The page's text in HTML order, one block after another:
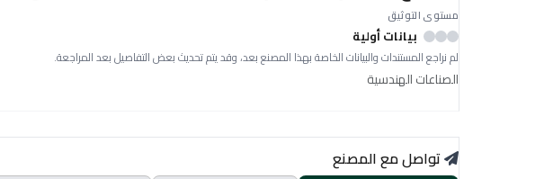
مستوى التوثيق
بيانات أولية
لم نراجع المستندات والبيانات الخاصة بهذا المصنع بعد، وقد يتم تحديث بعض التفاصيل بعد المراجعة.
الصناعات الهندسية
تواصل مع المصنع